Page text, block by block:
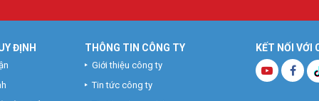
ICOM
chính hãng tại Việt nam nên đảm bảo bán hàng chính hãng, giá
để được hỗ trợ giá
KẾT NỐI VỚI
ĐỊNH THÔNG TIN CÔNG TY
Giới thiệu công ty
Tin tức công ty